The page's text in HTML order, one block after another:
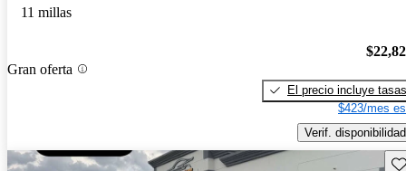
11 millas
Gran oferta
El precio incluye tasas
$423/mes
Verif. disponibilidad